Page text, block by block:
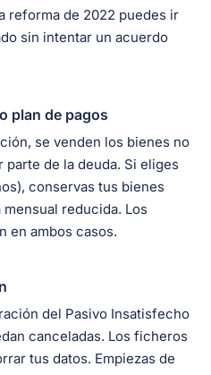
reforma de 2022 puedes ir
sin intentar un acuerdo
plan de pagos
se venden los bienes no
parte de la deuda. Si eliges
conservas tus bienes
reducida. Los
en ambos casos.
del Pasivo Insatisfecho
canceladas. Los ficheros
tus datos. Empiezas de